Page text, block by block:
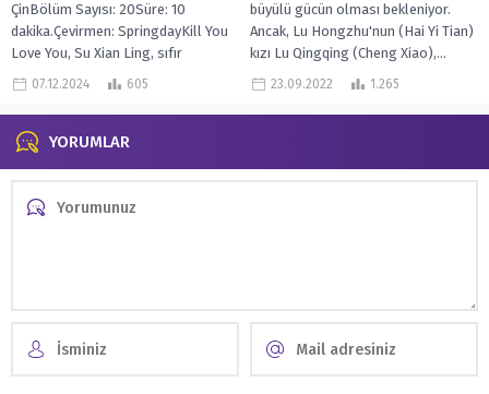
ÇinBölüm Sayısı: 20Süre: 10
dakika.Çevirmen: SpringdayKill You
Love You, Su Xian Ling, sıfır
deneyime sahip...
07.12.2024 605
büyülü gücün olması bekleniyor.
Ancak, Lu Hongzhu'nun (Hai Yi Tian)
kızı Lu Qingqing (Cheng Xiao),...
23.09.2022 1.265
YORUMLAR